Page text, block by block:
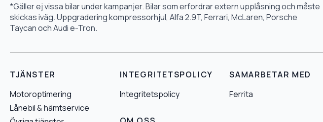
*Gäller ej vissa bilar under kampanjer. Bilar som erfordrar extern upplåsning och måste
skickas iväg. Uppgradering kompressorhjul, Alfa 2.9T, Ferrari, McLaren, Porsche
Taycan och Audi e-Tron.
TJÄNSTER
Motoroptimering
Lånebil & hämtservice
INTEGRITETSPOLICY
Integritetspolicy
SAMARBETAR MED
Ferrita